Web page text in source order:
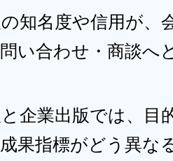
知名度や信用が、
い合わせ・商談へ
企業出版では、目
果指標がどう異な